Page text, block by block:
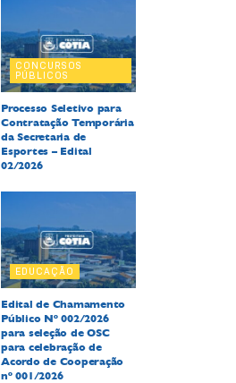
CONCURSOS
PÚBLICOS
Processo Seletivo para
Contratação Temporária
da Secretaria de
Esportes – Edital
02/2026
EDUCAÇÃO
Edital de Chamamento
Público Nº 002/2026
para seleção de OSC
para celebração de
Acordo de Cooperação
nº 001/2026